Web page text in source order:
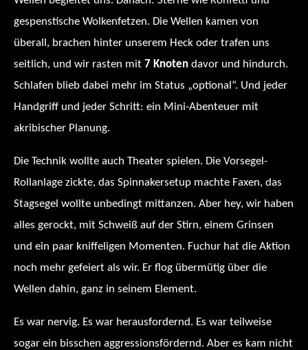
gespenstische Wolkenfetzen. Die Wellen kamen von
überall, brachen hinter unserem Heck oder trafen uns
seitlich, und wir rasten mit 7 Knoten davor und hindurch.
Schlafen blieb dabei mehr im Status „optional“. Und jeder
Handgriff und jeder Schritt: ein Mini-Abenteuer mit
akribischer Planung.
Die Technik wollte auch Theater spielen. Die Vorsegel-
Rollanlage zickte, das Spinnakersetup machte Faxen, das
Stagsegel wollte unbedingt mittanzen. Aber hey, wir haben
alles gerockt, mit Schweiß auf der Stirn, einem Grinsen
und ein paar kniffeligen Momenten. Fuchur hat die Aktion
noch mehr gefeiert als wir. Er flog übermütig über die
Wellen dahin, ganz in seinem Element.
Es war nervig. Es war herausfordernd. Es war teilweise
sogar ein bisschen aggressionsfördernd. Aber es kam nicht